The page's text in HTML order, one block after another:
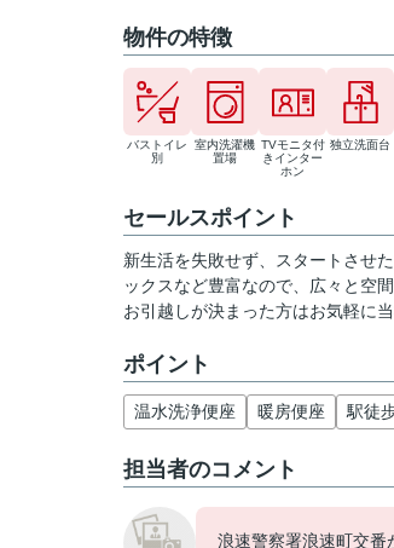
物件の特徴
バストイレ
別
室内洗濯機
置場
TVモニタ付
きインター
ホン
独立洗面台
セールスポイント
新生活を失敗せず、スタートさせ
ックスなど豊富なので、広々と空
お引越しが決まった方はお気軽に
ポイント
温水洗浄便座 暖房便座 駅徒
担当者のコメント
浪速警察署浪速町交番